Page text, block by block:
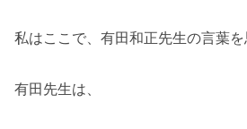
私はここで、有田和正先生の言葉を
有田先生は、